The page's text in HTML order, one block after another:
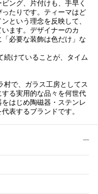
ング、片付けも、手早く
たりです。ティーマはど
という理念を反映して、
ます。デザイナーのカ
必要な装飾は色だけ」な
続けていることが、タイム
村で、ガラス工房としてス
る実用的な品々を何世代
はじめ陶磁器・ステンレ
表するブランドです。